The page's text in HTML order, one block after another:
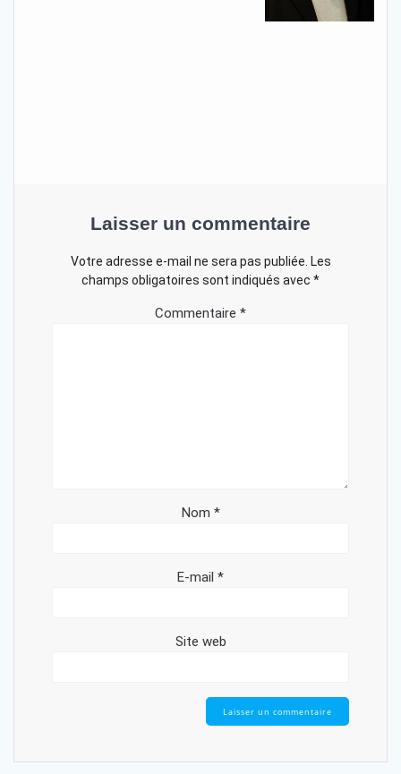
Laisser un commentaire
Votre adresse e-mail ne sera pas publiée. Les
champs obligatoires sont indiqués avec *
Commentaire *
Nom *
E-mail *
Site web